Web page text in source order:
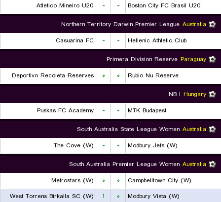
Boston City FC Brasil U20
-
-
Atletico Mineiro U20
Australia
Northern Territory Darwin Premier League
Hellenic Athletic Club
-
-
Casuarina FC
Paraguay
Primera Division Reserve
Rubio Nu Reserve
۰ ۰
Deportivo Recoleta Reserves
Hungary
NB I
MTK Budapest
-
-
Puskas FC Academy
Australia
South Australia State League Women
Modbury Jets (W)
-
-
The Cove (W)
Australia
South Australia Premier League Women
Campbelltown City (W)
۰ ۰
Metrostars (W)
Modbury Vista (W)
۰ ۱
West Torrens Birkalla SC (W)